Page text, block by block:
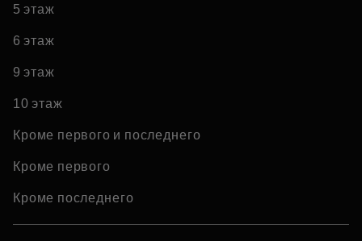
5 этаж
6 этаж
9 этаж
10 этаж
Кроме первого и последнего
Кроме первого
Кроме последнего